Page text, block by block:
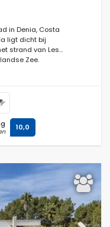
in Denia, Costa
ligt dicht bij
strand van Les
Zee.
10,0